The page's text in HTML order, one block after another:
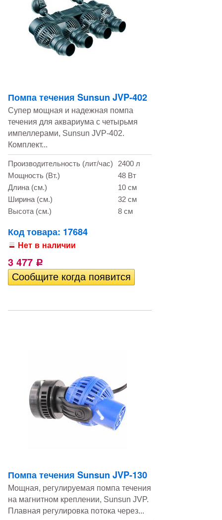
Помпа течения Sunsun JVP-402
Супер мощная и надежная помпа
течения для аквариума с четырьмя
импеллерами, Sunsun JVP-402.
Комплект...
Производительность (лит/час)
2400 л
Мощность (Вт.)
48 Вт
Длина (см.)
10 см
Ширина (см.)
32 см
Высота (см.)
8 см
Код товара: 17684
Нет в наличии
3 477 Р
Помпа течения Sunsun JVP-130
Мощная, регулируемая помпа течения
на магнитном креплении, Sunsun JVP.
Плавная регулировка потока через...